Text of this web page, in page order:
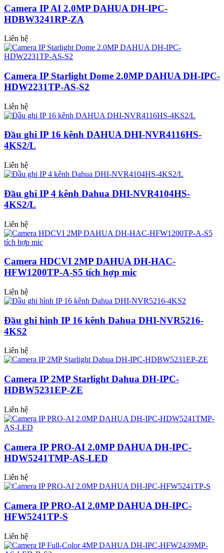
Camera IP AI 2.0MP DAHUA DH-IPC-
HDBW3241RP-ZA
Liên hệ
Camera IP Starlight Dome 2.0MP DAHUA DH-IPC-
HDW2231TP-AS-S2
Liên hệ
Đầu ghi IP 16 kênh DAHUA DHI-NVR4116HS-
4KS2/L
Liên hệ
Đầu ghi IP 4 kênh Dahua DHI-NVR4104HS-
4KS2/L
Liên hệ
Camera HDCVI 2MP DAHUA DH-HAC-
HFW1200TP-A-S5 tích hợp mic
Liên hệ
Đầu ghi hình IP 16 kênh Dahua DHI-NVR5216-
4KS2
Liên hệ
Camera IP 2MP Starlight Dahua DH-IPC-
HDBW5231EP-ZE
Liên hệ
Camera IP PRO-AI 2.0MP DAHUA DH-IPC-
HDW5241TMP-AS-LED
Liên hệ
Camera IP PRO-AI 2.0MP DAHUA DH-IPC-
HFW5241TP-S
Liên hệ